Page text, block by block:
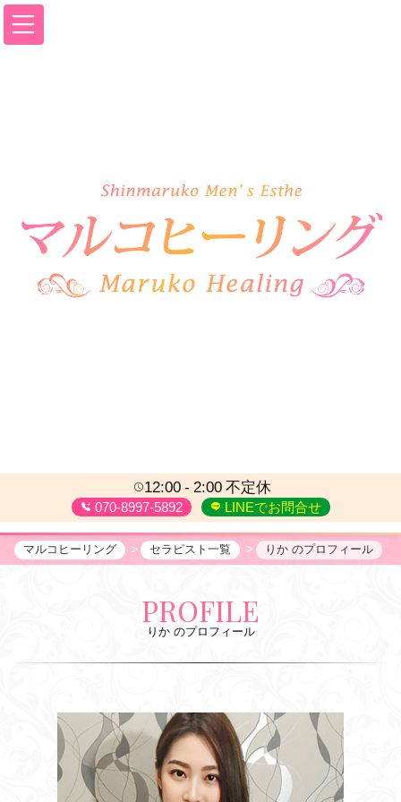
12:00 2:00 不定休
070-8997-5892 LINEでお問合せ
マルコヒーリング セラピスト一覧 りか のプロフィール
PROFILE
りか のプロフィール